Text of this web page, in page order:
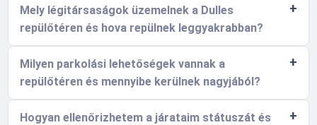
Mely légitársaságok üzemelnek a Dulles
repülőtéren és hova repülnek leggyakrabban?
Milyen parkolási lehetőségek vannak a
repülőtéren és mennyibe kerülnek nagyjából?
Hogyan ellenőrizhetem a járataim státuszát és